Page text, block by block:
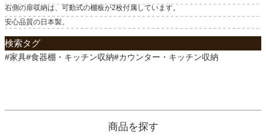
右側の扉収納は、可動式の棚板が2枚付属しています。
安心品質の日本製。
検索タグ
#家具#食器棚・キッチン収納#カウンター・キッチン収納
商品を探す